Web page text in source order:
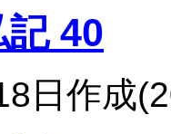
40
日作成